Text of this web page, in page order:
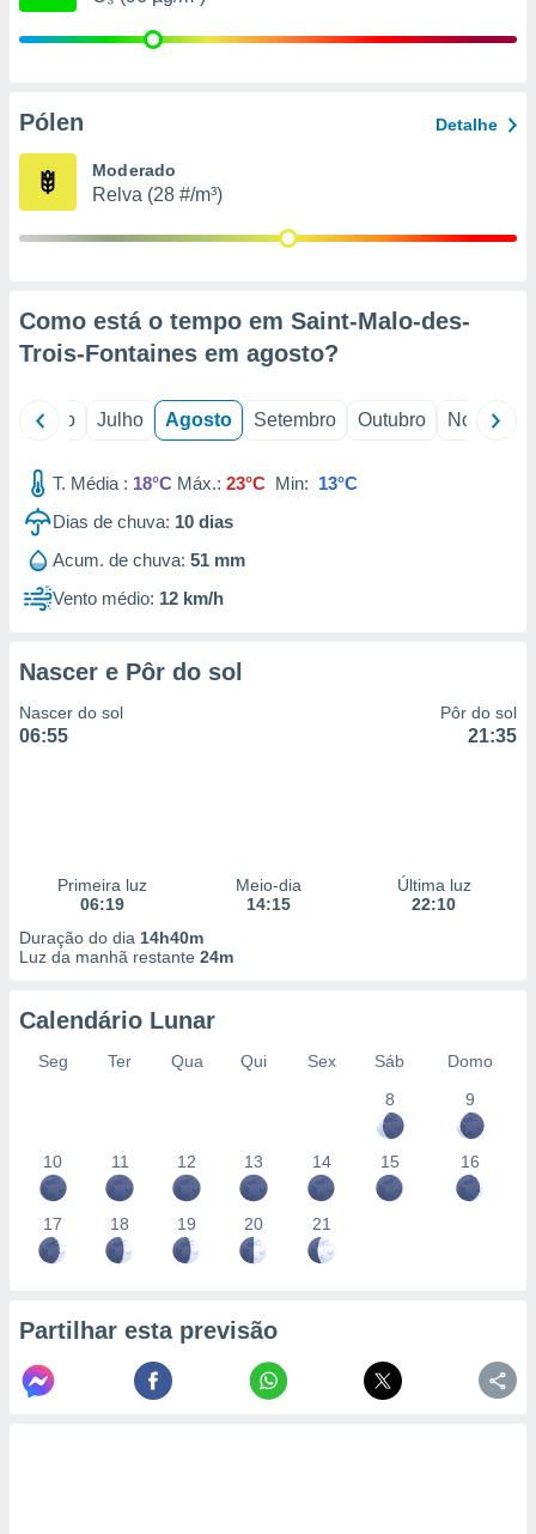
de
Pólen Detalhe
Moderado
Relva (28 #/m³)
Como está o tempo em Saint-Malo-des-
Trois-Fontaines em agosto?
Junho Julho Agosto Setembro Outubro Novembro
T. Média : 18°C Máx.: 23°C Min: 13°C
Dias de chuva: 10 dias
Acum. de chuva: 51 mm
Vento médio: 12 km/h
Nascer e Pôr do sol
Nascer do sol
06:55
Pôr do sol
21:35
Primeira luz
06:19
Meio-dia
14:15
Última luz
22:10
Duração do dia 14h40m
Luz da manhã restante 24m
Calendário Lunar
Seg Ter Qua Qui Sex Sáb
Domo
8
9
10 11 12 13 14 15 16
17 18 19 20 21
Partilhar esta previsão